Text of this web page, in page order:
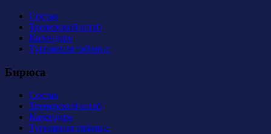
Состав
Тренерский штаб
Календарь
Турнирная таблица
Бирюса
Состав
Тренерский штаб
Календарь
Турнирная таблица